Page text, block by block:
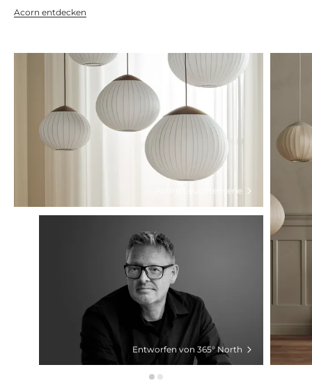
Acorn entdecken
Acorn Leuchtenserie
Entworfen von 365° North